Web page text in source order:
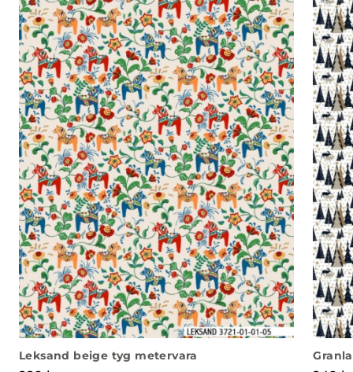
Leksand beige tyg metervara